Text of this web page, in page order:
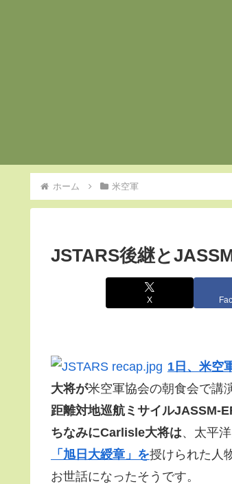
ホーム 米空軍
JSTARS後継と
X
1日、米空
大将が米空軍協会の朝食会で講
距離対地巡航ミサイルJASSM-
ちなみにCarlisle大将は、太平
「旭日大綬章」を授けられた人
お世話になったそうです。